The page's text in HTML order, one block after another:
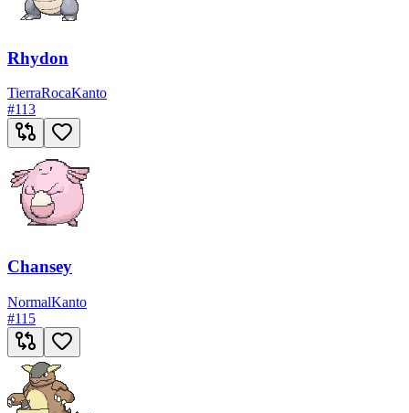
Rhydon
TierraRocaKanto
#113
Chansey
NormalKanto
#115